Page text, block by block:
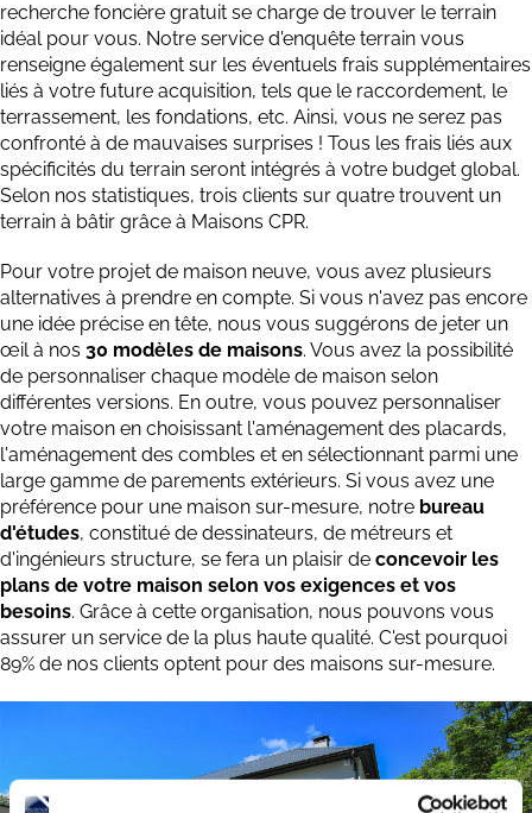
recherche foncière gratuit se charge de trouver le terrain
idéal pour vous. Notre service d'enquête terrain vous
renseigne également sur les éventuels frais supplémentaires
liés à votre future acquisition, tels que le raccordement, le
terrassement, les fondations, etc. Ainsi, vous ne serez pas
confronté à de mauvaises surprises ! Tous les frais liés aux
spécificités du terrain seront intégrés à votre budget global.
Selon nos statistiques, trois clients sur quatre trouvent un
terrain à bâtir grâce à Maisons CPR.
Pour votre projet de maison neuve, vous avez plusieurs
alternatives à prendre en compte. Si vous n'avez pas encore
une idée précise en tête, nous vous suggérons de jeter un
œil à nos 30 modèles de maisons. Vous avez la possibilité
de personnaliser chaque modèle de maison selon
différentes versions. En outre, vous pouvez personnaliser
votre maison en choisissant l'aménagement des placards,
l'aménagement des combles et en sélectionnant parmi une
large gamme de parements extérieurs. Si vous avez une
préférence pour une maison sur-mesure, notre bureau
d'études, constitué de dessinateurs, de métreurs et
d'ingénieurs structure, se fera un plaisir de concevoir les
plans de votre maison selon vos exigences et vos
besoins. Grâce à cette organisation, nous pouvons vous
assurer un service de la plus haute qualité. C'est pourquoi
89% de nos clients optent pour des maisons sur-mesure.